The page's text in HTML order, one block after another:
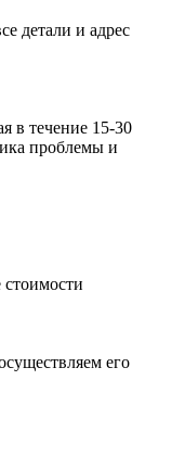
детали и адрес
в течение 15-30
проблемы и
его